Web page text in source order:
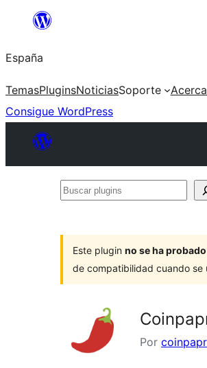
Saltar
contenido
España
TemasPluginsNoticiasSoporte
Consigue WordPress
Buscar
Este plugin no se ha
de compatibilidad cuando se
Por